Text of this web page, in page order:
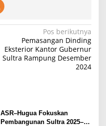
Pos berikutnya
Pemasangan Dinding
Eksterior Kantor Gubernur
Sultra Rampung Desember
2024
ASR–Hugua Fokuskan
Pembangunan Sultra 2025–